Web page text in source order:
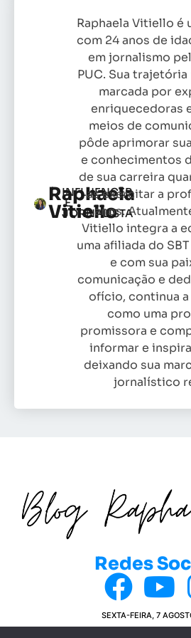
Raphaela
Vitiello
INFLUENCER
E
JORNALISTA
Raphaela Vitiello é
com 24 anos de
em jornalismo
PUC. Sua
marcada por
enriquecedoras
meios de
pôde aprimorar
e conhecimentos
de sua carreira
as exercitar a
anos.
Vitiello integra a
uma afiliada do
e com sua
comunicação e
ofício, continua
como uma
promissora e
informar e
deixando sua
jornalístico
Redes
SEXTA-FEIRA, 7